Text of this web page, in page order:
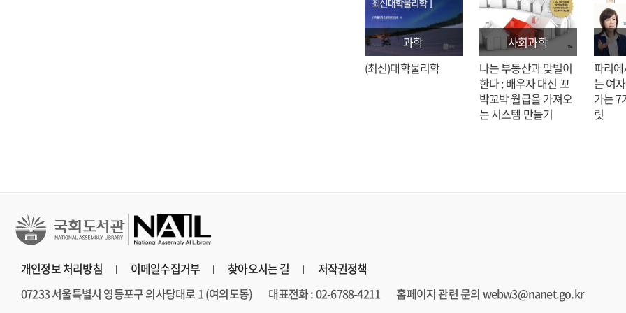
과학
(최신)대학물리학
사회과학
나는 부동산과 맞벌이
한다 : 배우자 대신 꼬
박꼬박 월급을 가져오
는 시스템 만들기
파리
는 여
가는 7
릿
개인정보 처리방침 이메일수집거부 찾아오시는 길
저작권정책
07233 서울특별시 영등포구 의사당대로 1 (여의도동)
대표전화 : 02-6788-4211 홈페이지 관련 문의 webw3@nanet.go.kr